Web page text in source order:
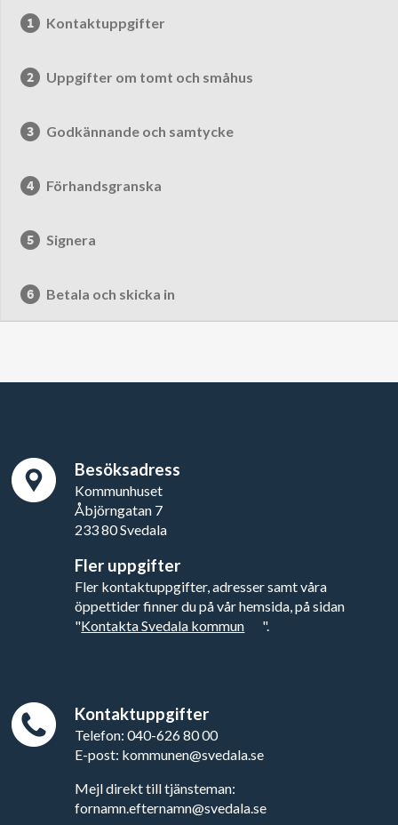
Kontaktuppgifter
Uppgifter om tomt och småhus
Godkännande och samtycke
Förhandsgranska
Signera
Betala och skicka in
Besöksadress
Kommunhuset
Åbjörngatan 7
233 80 Svedala
Fler uppgifter
Fler kontaktuppgifter, adresser samt våra
öppettider finner du på vår hemsida, på sidan
"Kontakta Svedala kommun ".
Kontaktuppgifter
Telefon: 040-626 80 00
E-post: kommunen@svedala.se
Mejl direkt till tjänsteman:
fornamn.efternamn@svedala.se